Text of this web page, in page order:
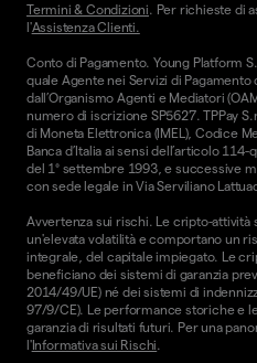
Termini & Condizioni. Per richieste di
l'Assistenza Clienti.
Conto di Pagamento. Young Platform
quale Agente nei Servizi di Pagamento
dall’Organismo Agenti e Mediatori
numero di iscrizione SP5627. TPPay
di Moneta Elettronica (IMEL), Codice
Banca d’Italia ai sensi dell’articolo
del 1° settembre 1993, e successive
con sede legale in Via Serviliano
Avvertenza sui rischi. Le cripto-attività
un'elevata volatilità e comportano un
integrale, del capitale impiegato. Le
beneficiano dei sistemi di garanzia
2014/49/UE) né dei sistemi di
97/9/CE). Le performance storiche e
garanzia di risultati futuri. Per una
l'Informativa sui Rischi.